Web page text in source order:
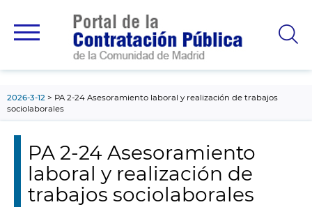
principal
2026-3-12
PA 2-24 Asesoramiento laboral y realización de trabajos
sociolaborales
PA 2-24 Asesoramiento
laboral y realización de
trabajos sociolaborales